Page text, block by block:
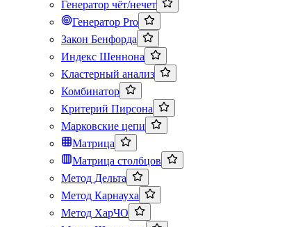
Генератор чёт/нечет
Генератор Pro
Закон Бенфорда
Индекс Шеннона
Кластерный анализ
Комбинатор
Критерий Пирсона
Марковские цепи
Матрица
Матрица столбцов
Метод Дельта
Метод Карнауха
Метод ХарЧО